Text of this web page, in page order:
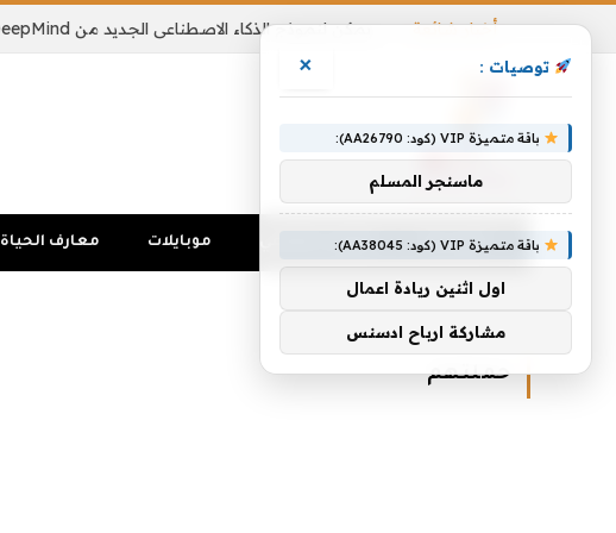
أخبار شائعة
الرئيسية تواصل اجتماعي موبايلات معارف الحياة
حملتهم
حملتهم
توصيات : ×
باقة متميزة VIP (كود: AA26790):
ماسنجر المسلم
باقة متميزة VIP (كود: AA38045):
اول اثنين ريادة اعمال
مشاركة ارباح ادسنس